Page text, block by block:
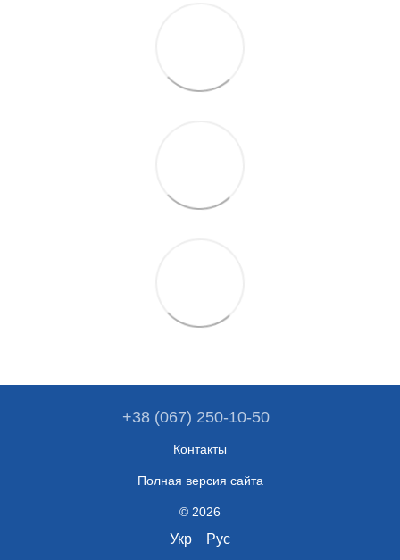
+38 (067) 250-10-50
Контакты
Полная версия сайта
© 2026
Укр Рус